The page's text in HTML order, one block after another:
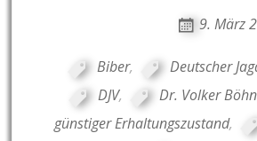
9. März
Biber, Deutscher
DJV, Dr. Volker
günstiger Erhaltungszustand,